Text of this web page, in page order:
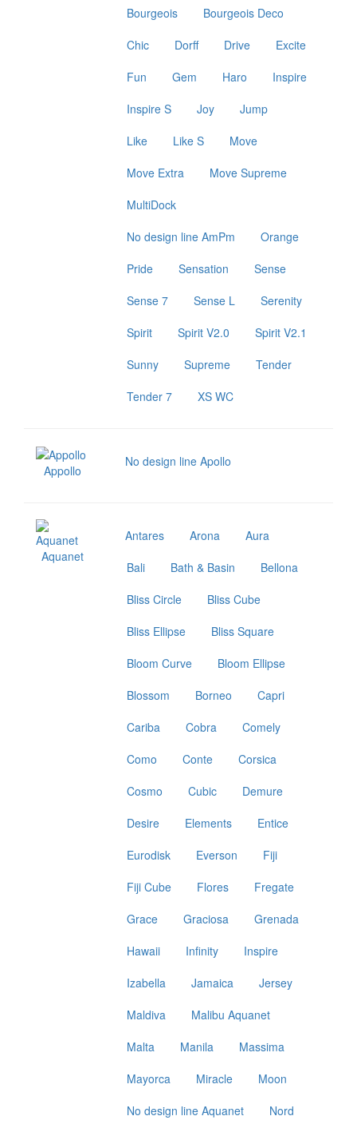
Bourgeois
Bourgeois Deco
Chic
Dorff Drive
Excite
Fun
Gem Haro
Inspire
Inspire S
Joy
Jump
Like
Like S
Move
Move Extra
Move Supreme
MultiDock
No design line AmPm
Orange
Pride
Sensation
Sense
Sense 7
Sense L
Serenity
Spirit
Spirit V2.0
Spirit V2.1
Sunny
Supreme
Tender
Tender 7
XS WC
Appollo
No design line Apollo
Aquanet
Antares Arona
Aura
Bali
Bath & Basin
Bellona
Bliss Circle
Bliss Cube
Bliss Ellipse
Bliss Square
Bloom Curve
Bloom Ellipse
Blossom
Borneo
Capri
Cariba
Cobra
Comely
Como
Conte
Corsica
Cosmo
Cubic
Demure
Desire
Elements
Entice
Eurodisk
Everson
Fiji
Fiji Cube
Flores
Fregate
Grace
Graciosa
Grenada
Hawaii
Infinity
Inspire
Izabella
Jamaica
Jersey
Maldiva
Malibu Aquanet
Malta
Manila
Massima
Mayorca
Miracle
Moon
No design line Aquanet
Nord